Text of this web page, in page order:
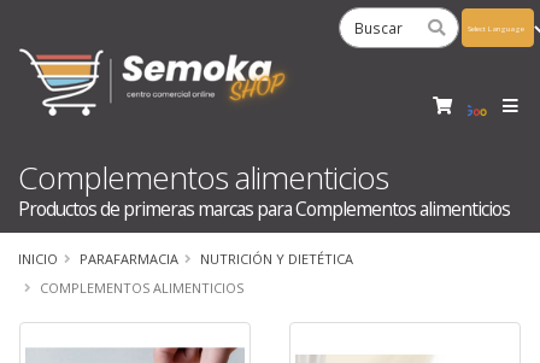
Complementos alimenticios
Productos de primeras marcas para Complementos alimenticios
INICIO PARAFARMACIA
NUTRICIÓN Y DIETÉTICA
COMPLEMENTOS ALIMENTICIOS